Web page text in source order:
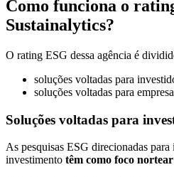
Como funciona o
Sustainalytics?
O rating ESG dessa agência é
soluções voltadas para
soluções voltadas para
Soluções voltadas para
As pesquisas ESG direcionadas
investimento têm como foco